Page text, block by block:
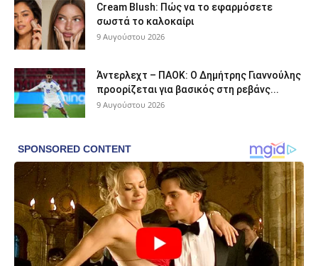
Cream Blush: Πώς να το εφαρμόσετε
σωστά το καλοκαίρι
9 Αυγούστου 2026
Άντερλεχτ – ΠΑΟΚ: Ο Δημήτρης Γιαννούλης
προορίζεται για βασικός στη ρεβάνς...
9 Αυγούστου 2026